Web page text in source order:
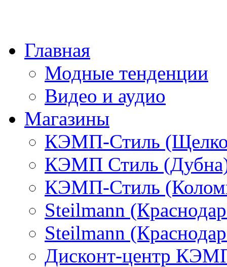
Главная
Модные тенденции
Видео и аудио
Магазины
КЭМП-Стиль
КЭМП Стиль
КЭМП-Стиль
Steilmann
Steilmann
Дисконт-центр